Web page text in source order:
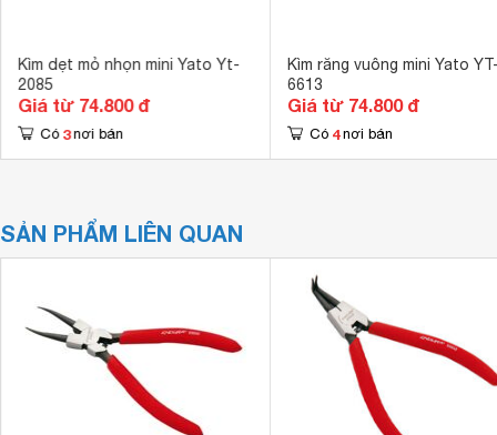
Kìm dẹt mỏ nhọn mini Yato Yt-
2085
Giá từ 74.800 đ
Có 3 nơi bán
Kìm răng vuông mini Yato
6613
Giá từ 74.800 đ
Có 4 nơi bán
SẢN PHẨM LIÊN QUAN